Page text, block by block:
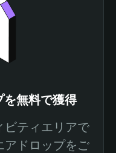
を無料で獲得
ティエリアで
アドロップをご